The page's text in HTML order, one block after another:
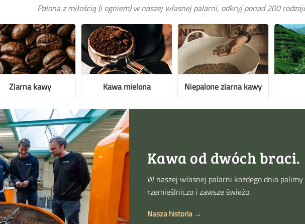
Palona z miłością (i ogniem) w naszej własnej palarni, odkryj ponad 200
Ziarna kawy Kawa mielona Niepalone ziarna kawy
Kawa od dwóch braci.
W naszej własnej palarni każdego dnia
rzemieślniczo i zawsze świeżo.
Nasza historia →